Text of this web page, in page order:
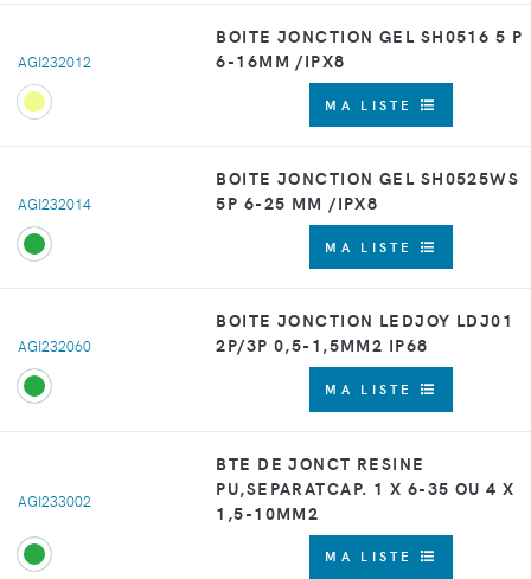
AGI232012
BOITE JONCTION GEL SH0516 5 P
6-16MM /IPX8
MA LISTE
AGI232014
BOITE JONCTION GEL SH0525WS
5P 6-25 MM /IPX8
MA LISTE
AGI232060
BOITE JONCTION LEDJOY LDJ01
2P/3P 0,5-1,5MM2 IP68
MA LISTE
AGI233002
BTE DE JONCT RESINE
PU,SEPARATCAP. 1 X 6-35 OU 4 X
1,5-10MM2
MA LISTE